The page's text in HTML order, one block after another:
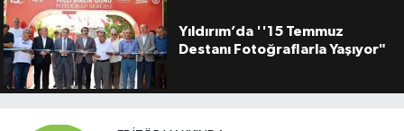
Yıldırım’da ''15 Temmuz
Destanı Fotoğraflarla Yaşıyor"